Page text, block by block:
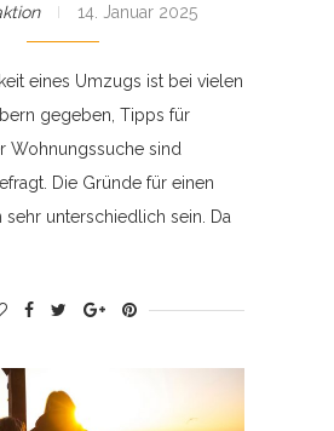
14. Januar 2025
eines Umzugs ist bei vielen
gegeben, Tipps für
Wohnungssuche sind
Die Gründe für einen
unterschiedlich sein. Da